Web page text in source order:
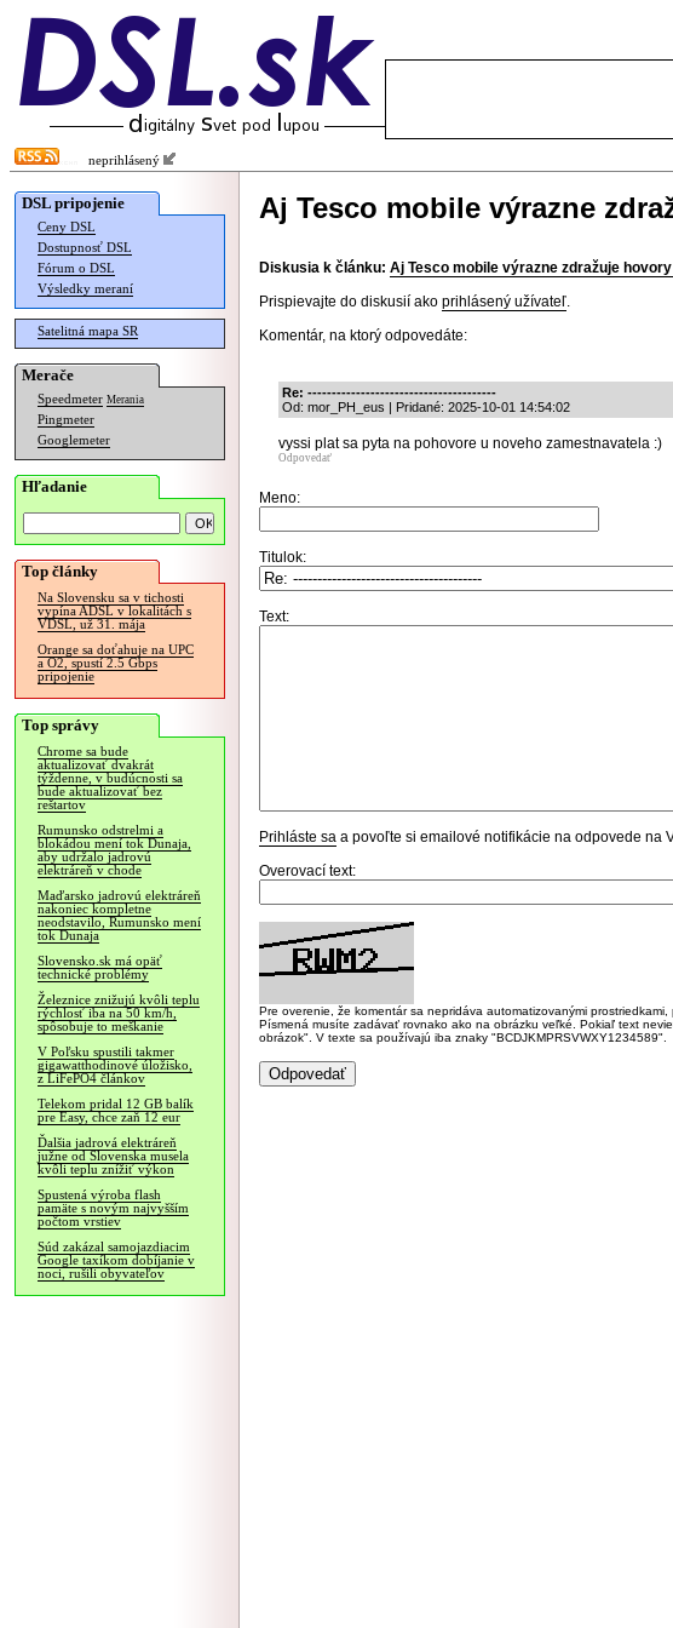
neprihlásený
DSL pripojenie
Ceny DSL
Dostupnosť DSL
Fórum o DSL
Výsledky meraní
Satelitná mapa SR
Merače
Speedmeter Merania
Pingmeter
Googlemeter
Hľadanie
Top články
Na Slovensku sa v tichosti
vypína ADSL v lokalitách s
VDSL, už 31. mája
Orange sa doťahuje na UPC
a O2, spustí 2.5 Gbps
pripojenie
Top správy
Chrome sa bude
aktualizovať dvakrát
týždenne, v budúcnosti sa
bude aktualizovať bez
reštartov
Rumunsko odstrelmi a
blokádou mení tok Dunaja,
aby udržalo jadrovú
elektráreň v chode
Maďarsko jadrovú elektráreň
nakoniec kompletne
neodstavilo, Rumunsko mení
tok Dunaja
Slovensko.sk má opäť
technické problémy
Železnice znižujú kvôli teplu
rýchlosť iba na 50 km/h,
spôsobuje to meškanie
V Poľsku spustili takmer
gigawatthodinové úložisko,
z LiFePO4 článkov
Telekom pridal 12 GB balík
pre Easy, chce zaň 12 eur
Ďalšia jadrová elektráreň
južne od Slovenska musela
kvôli teplu znížiť výkon
Spustená výroba flash
pamäte s novým najvyšším
počtom vrstiev
Súd zakázal samojazdiacim
Google taxíkom dobíjanie v
noci, rušili obyvateľov
Aj Tesco mobile výrazne
Diskusia k článku: Aj Tesco mobile výrazne zdražuje hovory
Prispievajte do diskusií ako prihlásený užívateľ.
Komentár, na ktorý odpovedáte:
Re: ---------------------------------------
Od: mor_PH_eus | Pridané: 2025-10-01 14:54:02
vyssi plat sa pyta na pohovore u noveho zamestnavatela :)
Odpovedať
Meno:
Titulok:
Text:
Prihláste sa a povoľte si emailové notifikácie na odpovede na
Overovací text:
Pre overenie, že komentár sa nepridáva automatizovanými
Písmená musíte zadávať rovnako ako na obrázku veľké. Pokiaľ text
obrázok". V texte sa používajú iba znaky "BCDJKMPRSVWXY1234589".